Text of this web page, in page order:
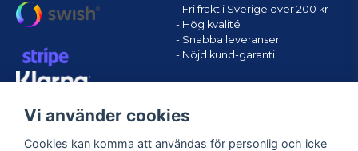
- Fri frakt i Sverige över 200 kr
- Hög kvalité
- Snabba leveranser
- Nöjd kund-garanti
Vi använder cookies
Cookies kan komma att användas för personlig och icke